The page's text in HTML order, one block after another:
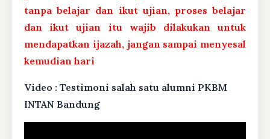
tanpa belajar dan ikut ujian, proses belajar
dan ikut ujian itu wajib dilakukan untuk
mendapatkan ijazah, jangan sampai menyesal
kemudian hari
Video : Testimoni salah satu alumni PKBM
INTAN Bandung